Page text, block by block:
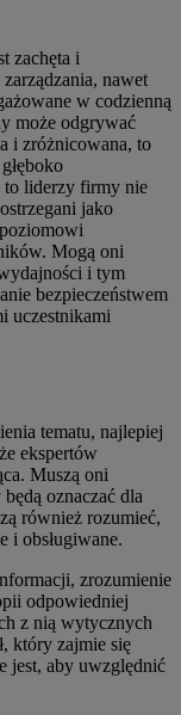
zachęta i
nawet
w codzienną
może odgrywać
i zróżnicowana, to
to liderzy firmy nie
jako
Mogą oni
i tym
bezpieczeństwem
uczestnikami
tematu, najlepiej
ekspertów
Muszą oni
oznaczać dla
również rozumieć,
i obsługiwane.
zrozumienie
odpowiedniej
z nią wytycznych
który zajmie się
jest, aby uwzględnić